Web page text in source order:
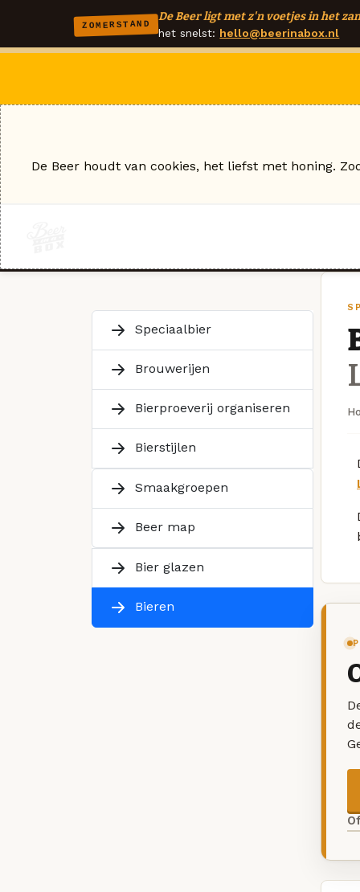
ZOMERSTAND
De Beer ligt met z'n voetjes in het
het snelst: hello@beerinabox.nl
Speciaalbier
Brouwerijen
Bierproeverij organiseren
Bierstijlen
Smaakgroepen
Beer map
Bier glazen
Bieren
De Beer houdt van cookies, het liefst met honing.